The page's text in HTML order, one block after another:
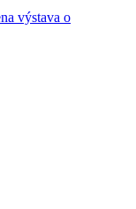
výstava o